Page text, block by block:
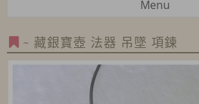
Menu
~ 藏銀寶壺 法器 吊墜 項鍊